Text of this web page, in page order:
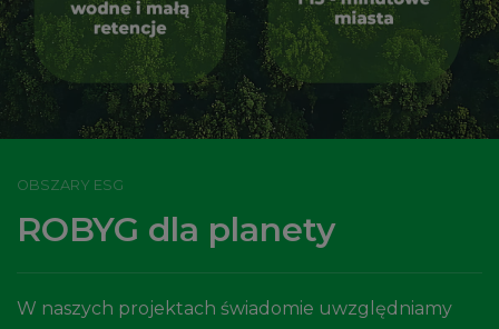
OBSZARY ESG
ROBYG dla planety
W naszych projektach świadomie uwzględniamy